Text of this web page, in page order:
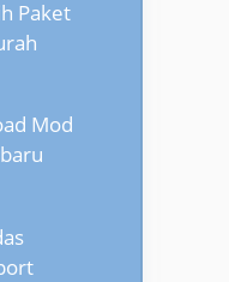
Paket
Mod